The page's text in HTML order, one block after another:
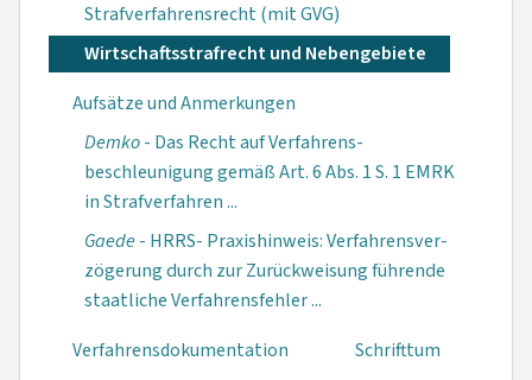
Strafverfahrensrecht (mit GVG)
Wirtschaftsstrafrecht und Nebengebiete
Aufsätze und Anmerkungen
Demko- Das Recht auf Verfahrens­
beschleunigung gemäß Art. 6 Abs. 1 S. 1 EMRK
in Strafverfahren ...
Gaede- HRRS- Praxishinweis: Verfahrensver­
zögerung durch zur Zurückweis­ung führende
staatliche Ver­fahrensfehler ...
Verfahrensdokumen­tation
Schrifttum